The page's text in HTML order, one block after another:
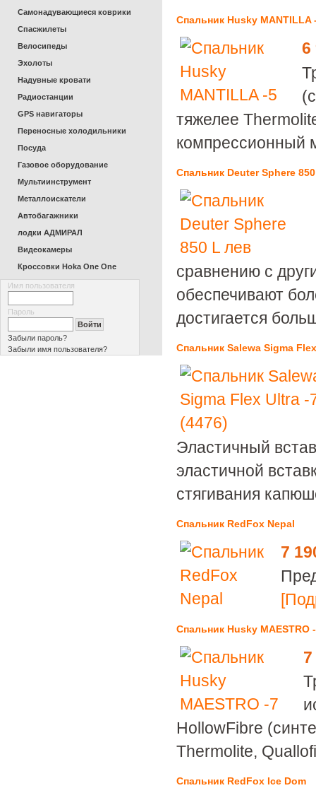
Спальник Husky MANTILLA
6
тяжелее
компрессионный
Спальник Deuter Sphere
сравнению с
обеспечивают
достигается
Спальник Salewa Sigma
Эластичный
эластичной
стягивания
Спальник RedFox Nepal
7
Спальник Husky MAESTRO
HollowFibre
Thermolite,
Спальник RedFox Ice Dom
Самонадувающиеся коврики
Спасжилеты
Велосипеды
Эхолоты
Надувные кровати
Радиостанции
GPS навигаторы
Переносные холодильники
Посуда
Газовое оборудование
Мультиинструмент
Металлоискатели
Автобагажники
лодки АДМИРАЛ
Видеокамеры
Кроссовки Hoka One One
Имя пользователя
Пароль
Забыли пароль?
Забыли имя пользователя?